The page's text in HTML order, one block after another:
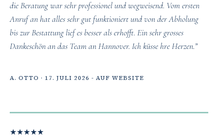
die Beratung war sehr professionel und wegweisend. Vom ersten
Anruf an hat alles sehr gut funktioniert und von der Abholung
bis zur Bestattung lief es besser als erhofft. Ein sehr grosses
Dankeschön an das Team an Hannover. Ich küsse hre Herzen.”
A. OTTO · 17. JULI 2026 - AUF WEBSITE
★★★★★